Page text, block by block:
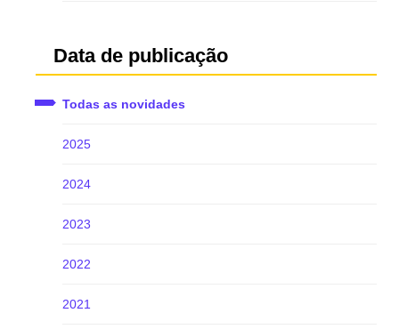
Data de publicação
Todas as novidades
2025
2024
2023
2022
2021